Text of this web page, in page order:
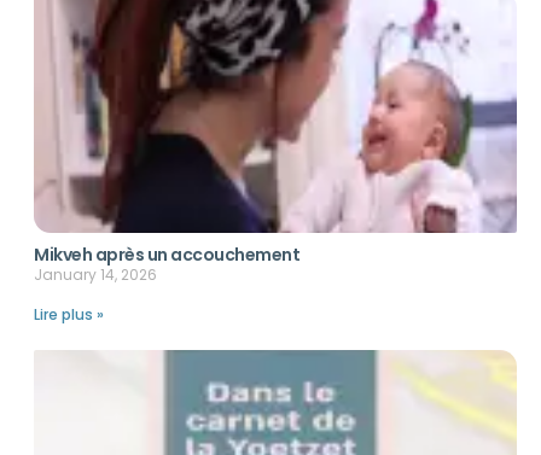
Mikveh après un accouchement
January 14, 2026
Lire plus »